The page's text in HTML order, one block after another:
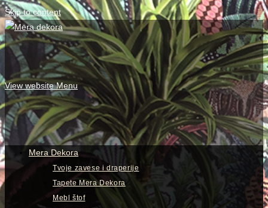
Skip to content
View website Menu
Mera Dekora
Tvoje zavese i draperije
Tapete Mera Dekora
Mebl štof